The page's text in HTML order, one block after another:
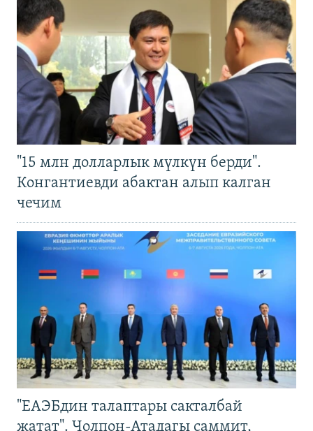
"15 млн долларлык мүлкүн берди".
Конгантиевди абактан алып калган
чечим
"ЕАЭБдин талаптары сакталбай
жатат". Чолпон-Атадагы саммит,